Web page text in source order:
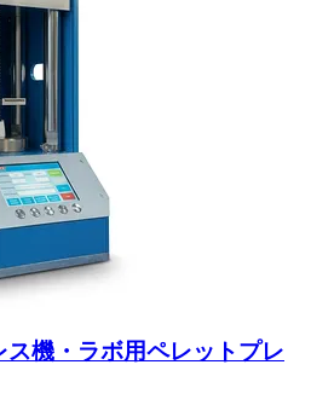
機・ラボ用ペレットプレ